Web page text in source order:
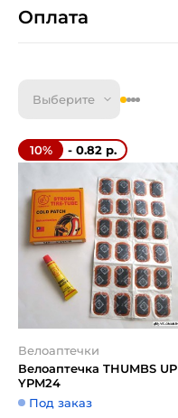
Оплата
Выберите
10% - 0.82 р.
Велоаптечки
Велоаптечка THUMBS UP
YPM24
Под заказ